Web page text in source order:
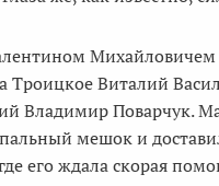
Михайловичем
Троицкое Виталий
Владимир Поварчук.
мешок и
его ждала скорая